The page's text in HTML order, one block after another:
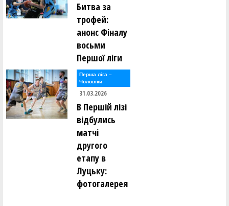
Битва за
трофей:
анонс Фіналу
восьми
Першої ліги
Перша лiга –
Чоловiки
31.03.2026
В Першій лізі
відбулись
матчі
другого
етапу в
Луцьку:
фотогалерея